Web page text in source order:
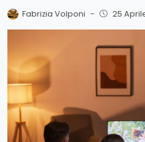
Fabrizia Volponi - 25